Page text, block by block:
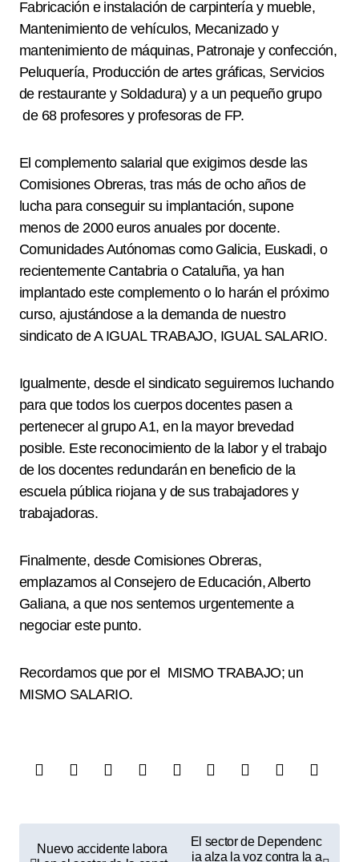
Fabricación e instalación de carpintería y mueble,
Mantenimiento de vehículos, Mecanizado y
mantenimiento de máquinas, Patronaje y confección,
Peluquería, Producción de artes gráficas, Servicios
de restaurante y Soldadura) y a un pequeño grupo
de 68 profesores y profesoras de FP.
El complemento salarial que exigimos desde las
Comisiones Obreras, tras más de ocho años de
lucha para conseguir su implantación, supone
menos de 2000 euros anuales por docente.
Comunidades Autónomas como Galicia, Euskadi, o
recientemente Cantabria o Cataluña, ya han
implantado este complemento o lo harán el próximo
curso, ajustándose a la demanda de nuestro
sindicato de A IGUAL TRABAJO, IGUAL SALARIO.
Igualmente, desde el sindicato seguiremos luchando
para que todos los cuerpos docentes pasen a
pertenecer al grupo A1, en la mayor brevedad
posible. Este reconocimiento de la labor y el trabajo
de los docentes redundarán en beneficio de la
escuela pública riojana y de sus trabajadores y
trabajadoras.
Finalmente, desde Comisiones Obreras,
emplazamos al Consejero de Educación, Alberto
Galiana, a que nos sentemos urgentemente a
negociar este punto.
Recordamos que por el MISMO TRABAJO; un
MISMO SALARIO.
Nuevo accidente labora
El sector de Dependenc
ia alza la voz contra la a